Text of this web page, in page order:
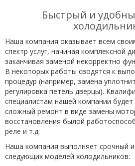
Быстрый и
Наша компания оказывает всем
спектр услуг, начиная комплексной
заканчивая заменой некорректно
В некоторых работы сводятся к
процедур (например, замена
регулировка петель дверцы).
специалистам нашей компании
сложный ремонт в виде замены
восстановления былой
реле и т.д.
Наша компания выполняет срочный
следующих моделей холодильников: